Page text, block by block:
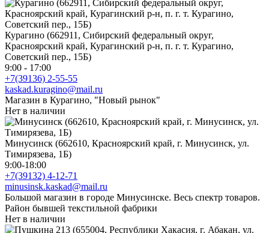
Курагино (662911, Сибирский федеральный округ,
Красноярский край, Курагинский р-н, п. г. т. Курагино,
Советский пер., 15Б)
9:00 - 17:00
+7(39136) 2-55-55
kaskad.kuragino@mail.ru
Магазин в Курагино, "Новый рынок"
Нет в наличии
Минусинск (662610, Красноярский край, г. Минусинск, ул.
Тимирязева, 1Б)
9:00-18:00
+7(39132) 4-12-71
minusinsk.kaskad@mail.ru
Большой магазин в городе Минусинске. Весь спектр товаров.
Район бывшей текстильной фабрики
Нет в наличии